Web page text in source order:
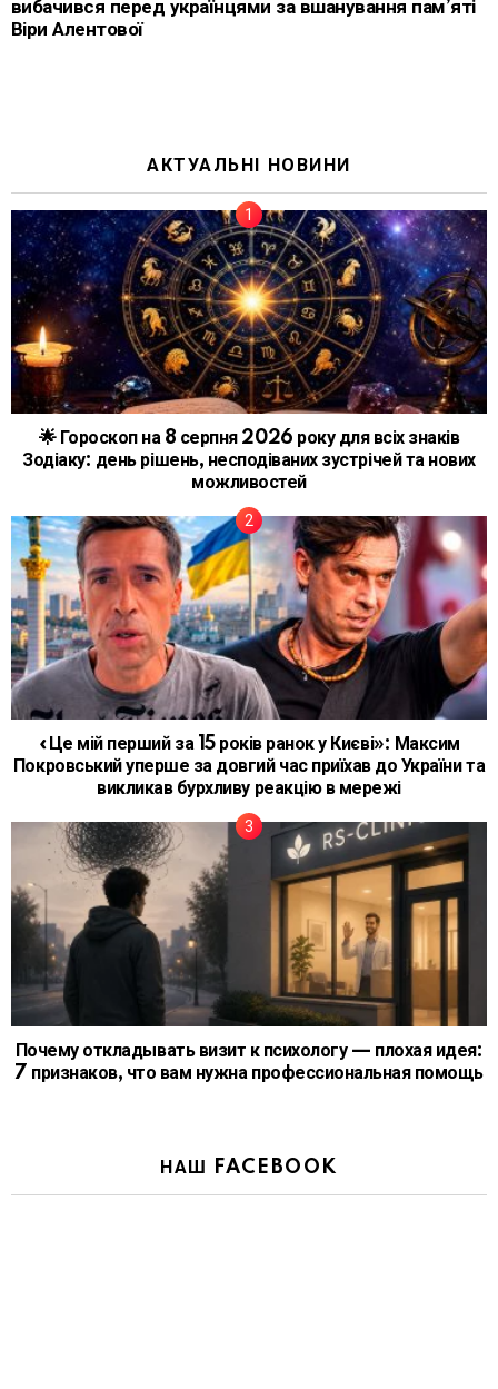
вибачився перед українцями за вшанування пам’яті
Віри Алентової
АКТУАЛЬНІ НОВИНИ
🌟 Гороскоп на 8 серпня 2026 року для всіх знаків
Зодіаку: день рішень, несподіваних зустрічей та нових
можливостей
«Це мій перший за 15 років ранок у Києві»: Максим
Покровський уперше за довгий час приїхав до України та
викликав бурхливу реакцію в мережі
Почему откладывать визит к психологу — плохая идея:
7 признаков, что вам нужна профессиональная помощь
НАШ FACEBOOK